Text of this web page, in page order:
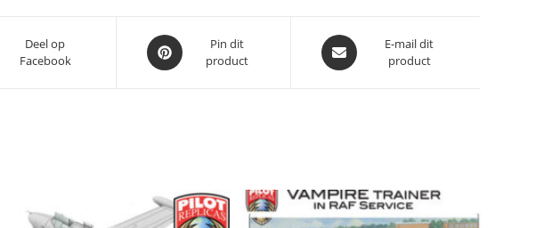
Deel op
Facebook
Opent
in
Pin dit
product
Opent
in
E-mail dit
product